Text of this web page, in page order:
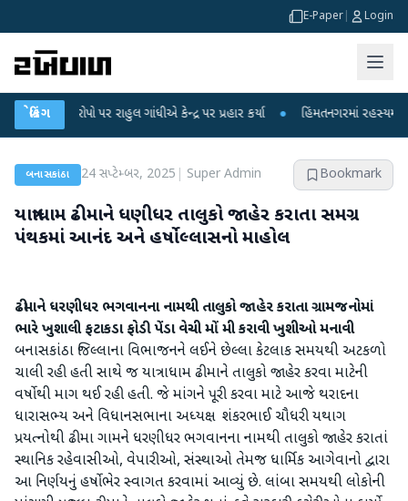
E-Paper Login
બ્રેકિંગ
ગાંધીએ કેન્દ્ર પર પ્રહાર કર્યા ● હિંમતનગરમાં રહસ્યમય વાયરસ કે ચાંદીપુરા? 6
બનાસકાંઠા 24 સપ્ટેમ્બર, 2025 Super Admin Bookmark
યાત્રાધામ ઢીમાને ધણીધર તાલુકો જાહેર કરાતા સમગ્ર
પંથકમાં આનંદ અને હર્ષોલ્લાસનો માહોલ
ઢીમાને ધરણીધર ભગવાનના નામથી તાલુકો જાહેર કરાતા ગ્રામજનોમાં
ભારે ખુશાલી ફટાકડા ફોડી પેંડા વેચી મોં મી કરાવી ખુશીઓ મનાવી
બનાસકાંઠા જિલ્લાના વિભાજનને લઈને છેલ્લા કેટલાક સમયથી અટકળો
ચાલી રહી હતી સાથે જ યાત્રાધામ ઢીમાને તાલુકો જાહેર કરવા માટેની
વર્ષોથી માગ થઈ રહી હતી. જે માંગને પૂરી કરવા માટે આજે થરાદના
ધારાસભ્ય અને વિધાનસભાના અધ્યક્ષ શંકરભાઈ ચૌધરી યથાગ
પ્રયત્નોથી ઢીમા ગામને ધરણીધર ભગવાનના નામથી તાલુકો જાહેર કરાતાં
સ્થાનિક રહેવાસીઓ, વેપારીઓ, સંસ્થાઓ તેમજ ધાર્મિક આગેવાનો દ્વારા
આ નિર્ણયનું હર્ષોભેર સ્વાગત કરવામાં આવ્યું છે. લાંબા સમયથી લોકોની